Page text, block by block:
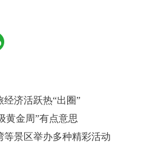
济活跃热“出圈”
黄金周”有点意思
等景区举办多种精彩活动